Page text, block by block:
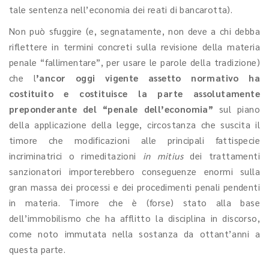
tale sentenza nell’economia dei reati di bancarotta).
Non può sfuggire (e, segnatamente, non deve a chi debba
riflettere in termini concreti sulla revisione della materia
penale “fallimentare”, per usare le parole della tradizione)
che l’ancor oggi vigente assetto normativo ha
costituito e costituisce la parte assolutamente
preponderante del “penale dell’economia” sul piano
della applicazione della legge, circostanza che suscita il
timore che modificazioni alle principali fattispecie
incriminatrici o rimeditazioni in mitiusdei trattamenti
sanzionatori importerebbero conseguenze enormi sulla
gran massa dei processi e dei procedimenti penali pendenti
in materia. Timore che è (forse) stato alla base
dell’immobilismo che ha afflitto la disciplina in discorso,
come noto immutata nella sostanza da ottant’anni a
questa parte.